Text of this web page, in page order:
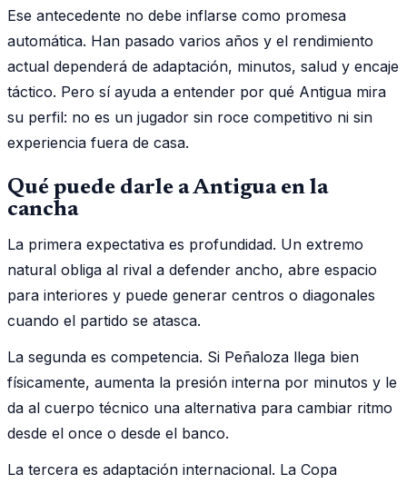
Ese antecedente no debe inflarse como promesa
automática. Han pasado varios años y el rendimiento
actual dependerá de adaptación, minutos, salud y encaje
táctico. Pero sí ayuda a entender por qué Antigua mira
su perfil: no es un jugador sin roce competitivo ni sin
experiencia fuera de casa.
Qué puede darle a Antigua en la
cancha
La primera expectativa es profundidad. Un extremo
natural obliga al rival a defender ancho, abre espacio
para interiores y puede generar centros o diagonales
cuando el partido se atasca.
La segunda es competencia. Si Peñaloza llega bien
físicamente, aumenta la presión interna por minutos y le
da al cuerpo técnico una alternativa para cambiar ritmo
desde el once o desde el banco.
La tercera es adaptación internacional. La Copa